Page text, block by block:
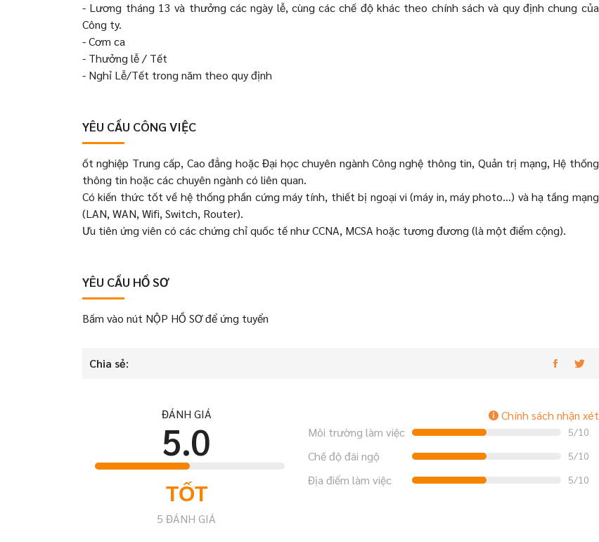
- Lương tháng 13 và thưởng các ngày lễ, cùng các chế độ khác theo chính sách và quy định chung của
Công ty.
- Cơm ca
- Thưởng lễ / Tết
- Nghỉ Lễ/Tết trong năm theo quy định
YÊU CẦU CÔNG VIỆC
ốt nghiệp Trung cấp, Cao đẳng hoặc Đại học chuyên ngành Công nghệ thông tin, Quản trị mạng, Hệ thống
thông tin hoặc các chuyên ngành có liên quan.
Có kiến thức tốt về hệ thống phần cứng máy tính, thiết bị ngoại vi (máy in, máy photo...) và hạ tầng mạng
(LAN, WAN, Wifi, Switch, Router).
Ưu tiên ứng viên có các chứng chỉ quốc tế như CCNA, MCSA hoặc tương đương (là một điểm cộng).
YÊU CẦU HỒ SƠ
Bấm vào nút NỘP HỒ SƠ để ứng tuyển
Chia sẻ:
ĐÁNH GIÁ
5.0
TỐT
5 ĐÁNH GIÁ
Chính sách nhận xét
Môi trường làm việc
5/10
Chế độ đãi ngộ 5/10
Địa điểm làm việc 5/10